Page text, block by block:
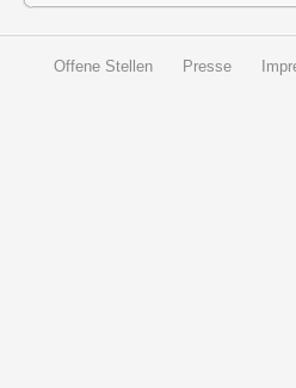
Offene Stellen Presse